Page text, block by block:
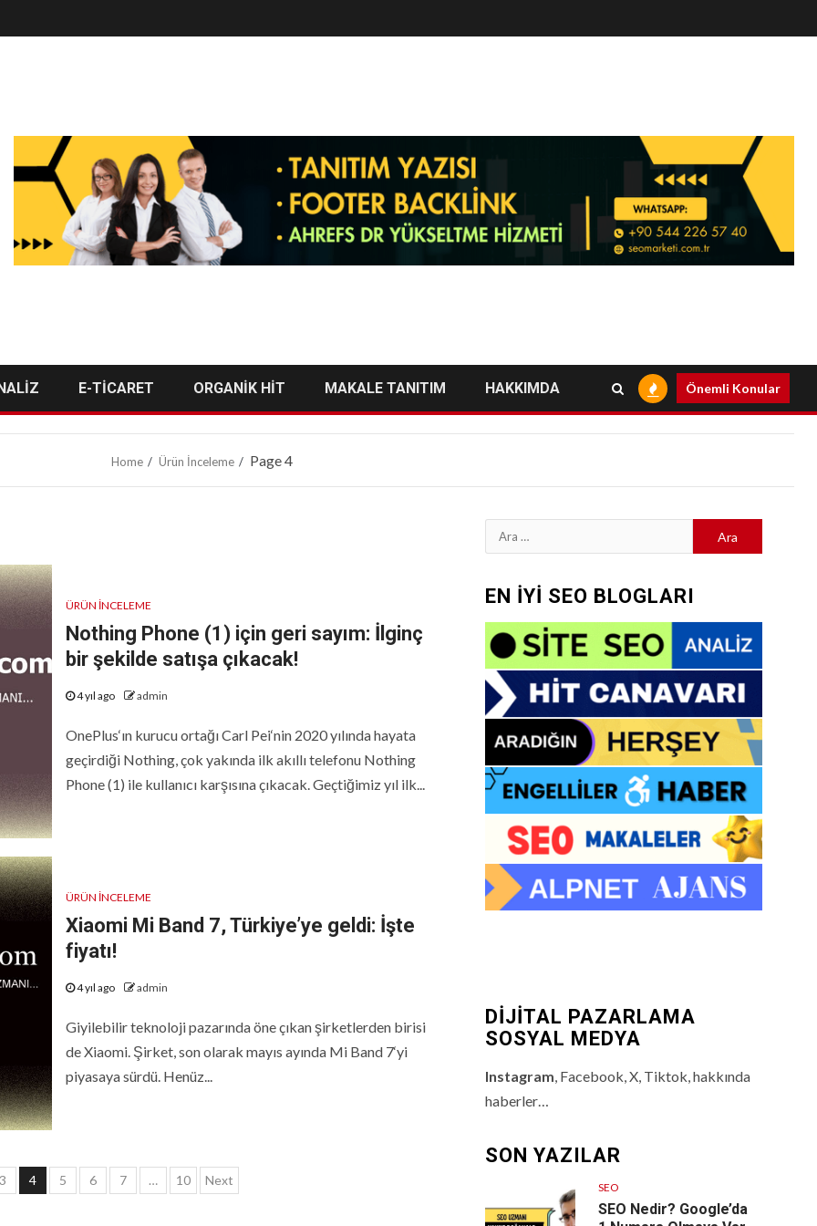
E-TİCARET ORGANİK HİT MAKALE TANITIM HAKKIMDA Önemli Konular
Home Ürün İnceleme Page 4
ÜRÜN İNCELEME
Nothing Phone (1) için geri sayım: İlginç
bir şekilde satışa çıkacak!
4 yıl ago admin
OnePlus‘ın kurucu ortağı Carl Pei‘nin 2020 yılında hayata
geçirdiği Nothing, çok yakında ilk akıllı telefonu Nothing
Phone (1) ile kullanıcı karşısına çıkacak. Geçtiğimiz yıl ilk...
ÜRÜN İNCELEME
Xiaomi Mi Band 7, Türkiye’ye geldi: İşte
fiyatı!
4 yıl ago admin
Giyilebilir teknoloji pazarında öne çıkan şirketlerden birisi
de Xiaomi. Şirket, son olarak mayıs ayında Mi Band 7‘yi
piyasaya sürdü. Henüz...
3 4 5 6 7 … 10 Next
Arama:
EN İYİ SEO BLOGLARI
DİJİTAL PAZARLAMA
SOSYAL MEDYA
Instagram , Facebook, X, Tiktok, hakkında
haberler…
SON YAZILAR
SEO
SEO Nedir? Google’da